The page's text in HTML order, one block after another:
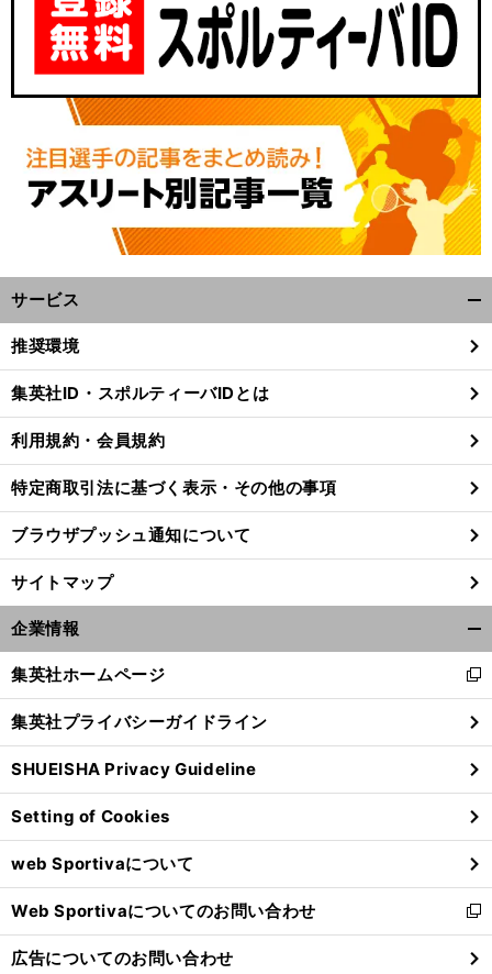
サービス
閉
る
推奨環境
集英社ID・スポルティーバIDとは
利用規約・会員規約
特定商取引法に基づく表示・その他の事項
ブラウザプッシュ通知について
サイトマップ
企業情報
閉
る
集英社ホームページ
新
し
い
ウ
ィ
ン
ド
ウ
で
開
く
集英社プライバシーガイドライン
SHUEISHA Privacy Guideline
Setting of Cookies
web Sportivaについて
Web Sportivaについてのお問い合わせ
新
し
い
広告についてのお問い合わせ